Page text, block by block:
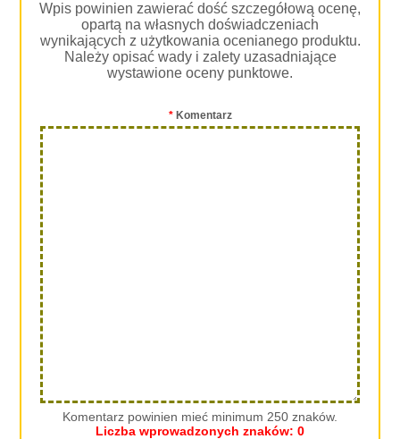
Wpis powinien zawierać dość szczegółową ocenę,
opartą na własnych doświadczeniach
wynikających z użytkowania ocenianego produktu.
Należy opisać wady i zalety uzasadniające
wystawione oceny punktowe.
*Komentarz
Komentarz powinien mieć minimum 250 znaków.
Liczba wprowadzonych znaków: 0